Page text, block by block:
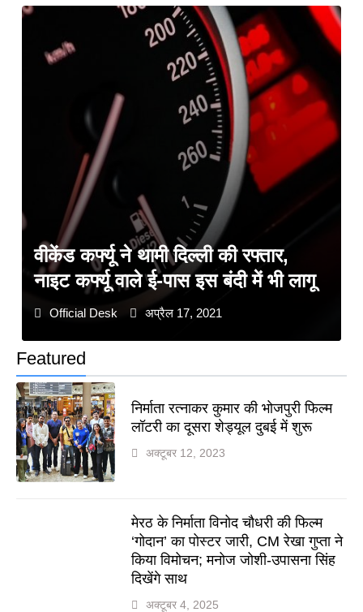
Featured
निर्माता रत्नाकर कुमार की भोजपुरी फिल्म
लॉटरी का दूसरा शेड्यूल दुबई में शुरू
अक्टूबर 12, 2023
मेरठ के निर्माता विनोद चौधरी की फिल्म
‘गोदान’ का पोस्टर जारी, CM रेखा गुप्ता ने
किया विमोचन; मनोज जोशी-उपासना सिंह
दिखेंगे साथ
अक्टूबर 4, 2025
वीकेंड कर्फ्यू ने थामी दिल्ली की रफ्तार,
नाइट कर्फ्यू वाले ई-पास इस बंदी में भी लागू
Official Desk अप्रैल 17, 2021